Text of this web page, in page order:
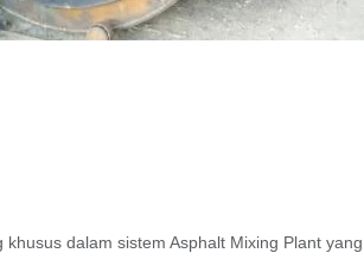
dalam sistem Asphalt Mixing Plant